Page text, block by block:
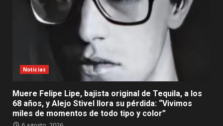
Noticias
Muere Felipe Lipe, bajista original de Tequila, a los
68 años, y Alejo Stivel llora su pérdida: “Vivimos
miles de momentos de todo tipo y color”